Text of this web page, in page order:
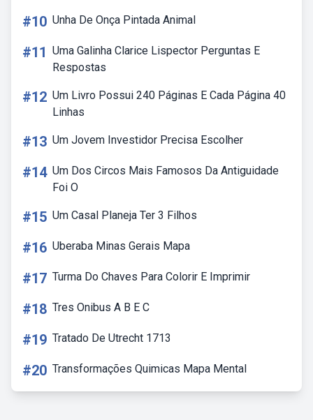
#10 Unha De Onça Pintada Animal
#11 Uma Galinha Clarice Lispector Perguntas E
Respostas
#12 Um Livro Possui 240 Páginas E Cada Página 40
Linhas
#13 Um Jovem Investidor Precisa Escolher
#14 Um Dos Circos Mais Famosos Da Antiguidade
Foi O
#15 Um Casal Planeja Ter 3 Filhos
#16 Uberaba Minas Gerais Mapa
#17 Turma Do Chaves Para Colorir E Imprimir
#18 Tres Onibus A B E C
#19 Tratado De Utrecht 1713
#20 Transformações Quimicas Mapa Mental